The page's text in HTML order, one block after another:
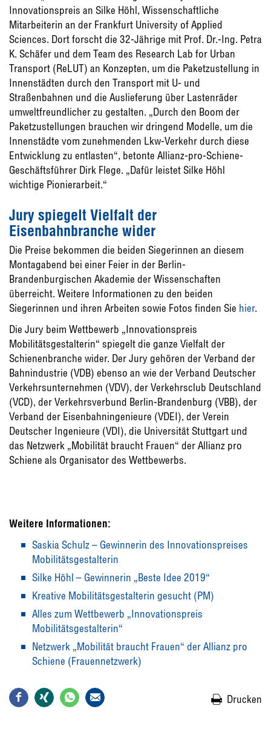
Innovationspreis an Silke Höhl, Wissenschaftliche
Mitarbeiterin an der Frankfurt University of Applied
Sciences. Dort forscht die 32-Jährige mit Prof. Dr.-Ing. Petra
K. Schäfer und dem Team des Research Lab for Urban
Transport (ReLUT) an Konzepten, um die Paketzustellung in
Innenstädten durch den Transport mit U- und
Straßenbahnen und die Auslieferung über Lastenräder
umweltfreundlicher zu gestalten. „Durch den Boom der
Paketzustellungen brauchen wir dringend Modelle, um die
Innenstädte vom zunehmenden Lkw-Verkehr durch diese
Entwicklung zu entlasten“, betonte Allianz-pro-Schiene-
Geschäftsführer Dirk Flege. „Dafür leistet Silke Höhl
wichtige Pionierarbeit.“
Jury spiegelt Vielfalt der
Eisenbahnbranche wider
Die Preise bekommen die beiden Siegerinnen an diesem
Montagabend bei einer Feier in der Berlin-
Brandenburgischen Akademie der Wissenschaften
überreicht. Weitere Informationen zu den beiden
Siegerinnen und ihren Arbeiten sowie Fotos finden Sie hier.
Die Jury beim Wettbewerb „Innovationspreis
Mobilitätsgestalterin“ spiegelt die ganze Vielfalt der
Schienenbranche wider. Der Jury gehören der Verband der
Bahnindustrie (VDB) ebenso an wie der Verband Deutscher
Verkehrsunternehmen (VDV), der Verkehrsclub Deutschland
(VCD), der Verkehrsverbund Berlin-Brandenburg (VBB), der
Verband der Eisenbahningenieure (VDEI), der Verein
Deutscher Ingenieure (VDI), die Universität Stuttgart und
das Netzwerk „Mobilität braucht Frauen“ der Allianz pro
Schiene als Organisator des Wettbewerbs.
Weitere Informationen:
Saskia Schulz – Gewinnerin des Innovationspreises
Mobilitätsgestalterin
Silke Höhl – Gewinnerin „Beste Idee 2019“
Kreative Mobilitätsgestalterin gesucht (PM)
Alles zum Wettbewerb „Innovationspreis
Mobilitätsgestalterin“
Netzwerk „Mobilität braucht Frauen“ der Allianz pro
Schiene (Frauennetzwerk)
Drucken